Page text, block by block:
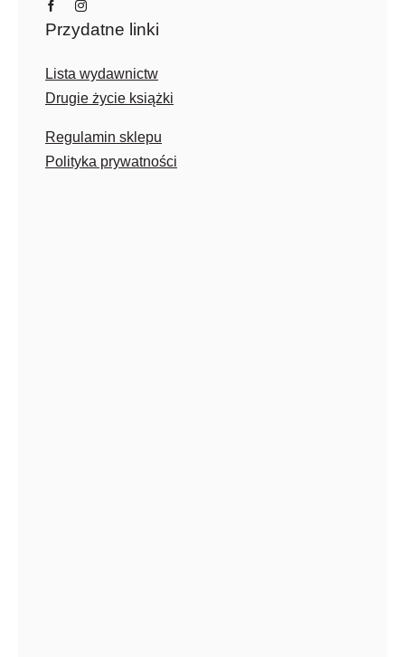
Przydatne linki
Lista wydawnictw
Drugie życie książki
Regulamin sklepu
Polityka prywatności